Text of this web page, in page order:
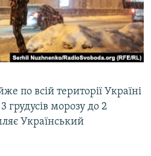
по всій території Україні
грудусів морозу до 2
Український